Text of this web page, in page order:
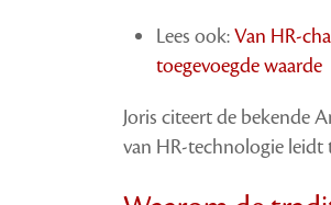
Lees ook:Van HR-
toegevoegde waarde
Joris citeert de bekende
van HR-technologie